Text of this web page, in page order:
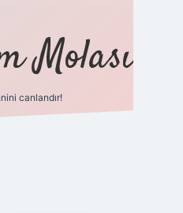
Molası
canlandır!